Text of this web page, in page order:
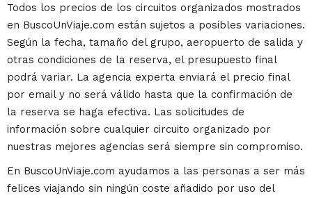
Todos los precios de los circuitos organizados mostrados
en BuscoUnViaje.com están sujetos a posibles variaciones.
Según la fecha, tamaño del grupo, aeropuerto de salida y
otras condiciones de la reserva, el presupuesto final
podrá variar. La agencia experta enviará el precio final
por email y no será válido hasta que la confirmación de
la reserva se haga efectiva. Las solicitudes de
información sobre cualquier circuito organizado por
nuestras mejores agencias será siempre sin compromiso.
En BuscoUnViaje.com ayudamos a las personas a ser más
felices viajando sin ningún coste añadido por uso del